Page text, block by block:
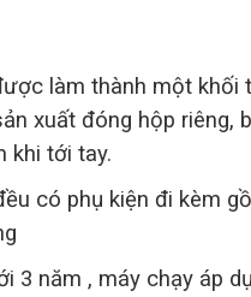
làm thành một khối
xuất đóng hộp riêng,
khi tới tay.
có phụ kiện đi kèm
năm , máy chạy áp